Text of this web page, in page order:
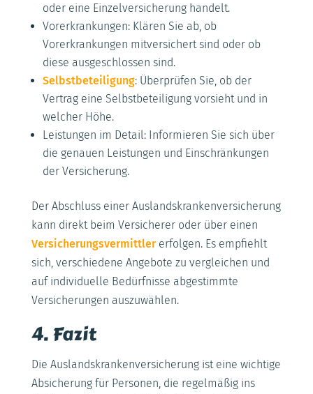
oder eine Einzelversicherung handelt.
Vorerkrankungen: Klären Sie ab, ob
Vorerkrankungen mitversichert sind oder ob
diese ausgeschlossen sind.
Selbstbeteiligung: Überprüfen Sie, ob der
Vertrag eine Selbstbeteiligung vorsieht und in
welcher Höhe.
Leistungen im Detail: Informieren Sie sich über
die genauen Leistungen und Einschränkungen
der Versicherung.
Der Abschluss einer Auslandskrankenversicherung
kann direkt beim Versicherer oder über einen
Versicherungsvermittlererfolgen. Es empfiehlt
sich, verschiedene Angebote zu vergleichen und
auf individuelle Bedürfnisse abgestimmte
Versicherungen auszuwählen.
4. Fazit
Die Auslandskrankenversicherung ist eine wichtige
Absicherung für Personen, die regelmäßig ins